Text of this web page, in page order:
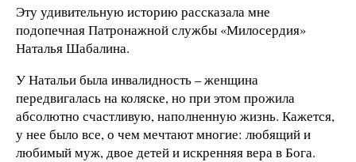
Эту удивительную историю рассказала мне
подопечная Патронажной службы «Милосердия»
Наталья Шабалина.
У Натальи была инвалидность – женщина
передвигалась на коляске, но при этом прожила
абсолютно счастливую, наполненную жизнь. Кажется,
у нее было все, о чем мечтают многие: любящий и
любимый муж, двое детей и искренняя вера в Бога.